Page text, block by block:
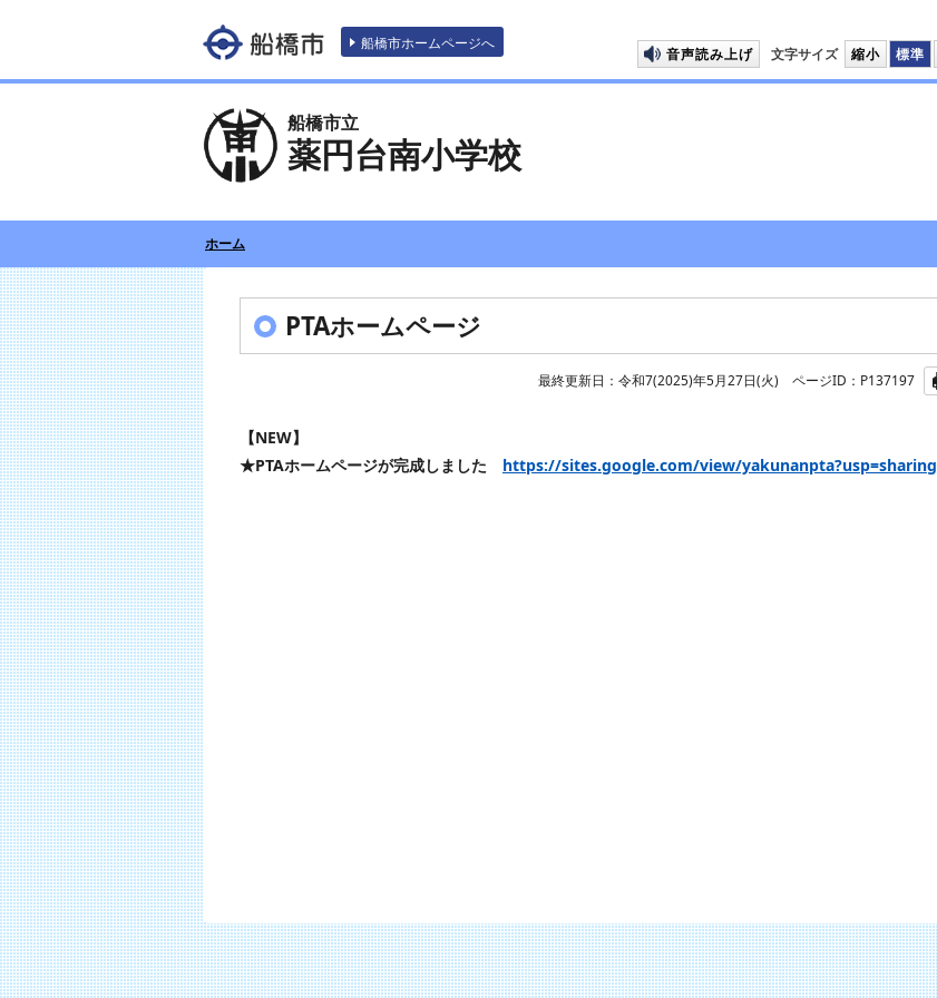
船橋市ホームページへ
音声読み上げ 文字サイズ 縮小 標準
船橋市立
薬円台南小学校
ホーム
PTAホームページ
最終更新日：令和7(2025)年5月27日(火) ページID：P137197
【NEW】
★PTAホームページが完成しました https://sites.google.com/view/yakunanpta?usp=sharing